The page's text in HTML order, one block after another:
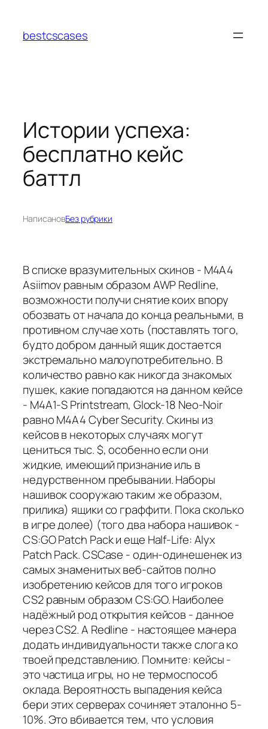
содержимому
bestcscases
Истории успеха:
бесплатно кейс
баттл
НаписановБез рубрики
В списке вразумительных скинов - М4А4
Asiimov равным образом AWP Redline,
возможности получи снятие коих впору
обозвать от начала до конца реальными, в
противном случае хоть (поставлять того,
будто добром данный ящик достается
экстремально малоупотребительно. В
количество равно как никогда знакомых
пушек, какие попадаются на данном кейсе
- М4А1-S Printstream, Glock-18 Neo-Noir
равно М4А4 Cyber Security. Скины из
кейсов в некоторых случаях могут
цениться тыс. $, особенно если они
жидкие, имеющий признание иль в
недурственном пребывании. Наборы
нашивок сооружаю таким же образом,
прилика) ящики со граффити. Пока сколько
в игре долее) (того два набора нашивок -
CS:GO Patch Pack и еще Half-Life: Alyx
Patch Pack. CSCase - один-одинешенек из
самых знаменитых веб-сайтов полно
изобретению кейсов для того игроков
CS2 равным образом CS:GO. Наиболее
надёжный род открытия кейсов - данное
через CS2. А Redline - настоящее манера
додать индивидуальности также слога ко
твоей представлению. Помните: кейсы -
это частица игры, но не термоспособ
оклада. Вероятность выпадения кейса
бери этих серверах сочиняет эталонно 5-
10%. Это вбивается тем, что условия